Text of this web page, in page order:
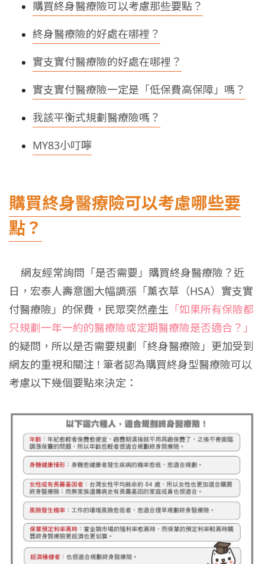
購買終身醫療險可以考慮那些要點？
終身醫療險的好處在哪裡？
實支實付醫療險的好處在哪裡？
實支實付醫療險一定是「低保費高保障」嗎？
我該平衡式規劃醫療險嗎？
MY83小叮嚀
購買終身醫療險可以考慮哪些要
點？
網友經常詢問「是否需要」購買終身醫療險？近
日，宏泰人壽意圖大幅調漲「薰衣草（HSA）實支實
付醫療險」的保費，民眾突然產生 「如果所有保險都
只規劃一年一約的醫療險或定期醫療險是否適合？」
的疑問，所以是否需要規劃「終身醫療險」更加受到
網友的重視和關注 ! 筆者認為購買終身型醫療險可以
考慮以下幾個要點來決定：